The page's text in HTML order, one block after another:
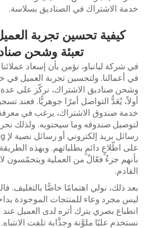
خدمة الاشتراك في الصناديق بسلاسة.
كيفية تحسين تجربة
تعبئة وشحن
في شركة ليانباو، نؤمن بأن إسعاد
في أعمالنا. ولتحسين تجربة العميل في
وشحن صناديق الاشتراك، نركّز على عدة
أولاً، يُعَدُّ التواصل أمرًا جوهريًّا. فعند
خدمة صندوق الاشتراك، يرغب في
لتوصيل صندوقه وما سيحتويه. ولذلك
على اطّلاعٍ دائمٍ بطلباتهم. وبهذه
بأنهم جزءٌ فعّالٌ من العملية ويتحمّسون
القادم.
بعد ذلك، نولي اهتمامًا خاصًّا بالتغليف.
ليس مجرد وعاء للمنتجات الموجودة
انطباع بصري يترك أثره لدى العميل عند
نستخدم علبًا ملوَّنة وجذَّابة تلفت الانتباه.